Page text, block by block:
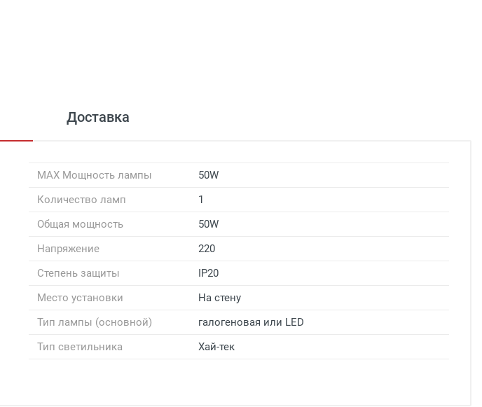
Доставка
MAX Мощность лампы
50W
Количество ламп
1
Общая мощность
50W
Напряжение
220
Степень защиты
IP20
Место установки
На стену
Тип лампы (основной)
галогеновая или LED
Тип светильника
Хай-тек